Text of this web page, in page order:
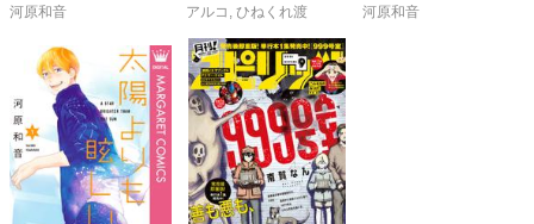
河原和音
アルコ , ひねくれ渡
河原和音